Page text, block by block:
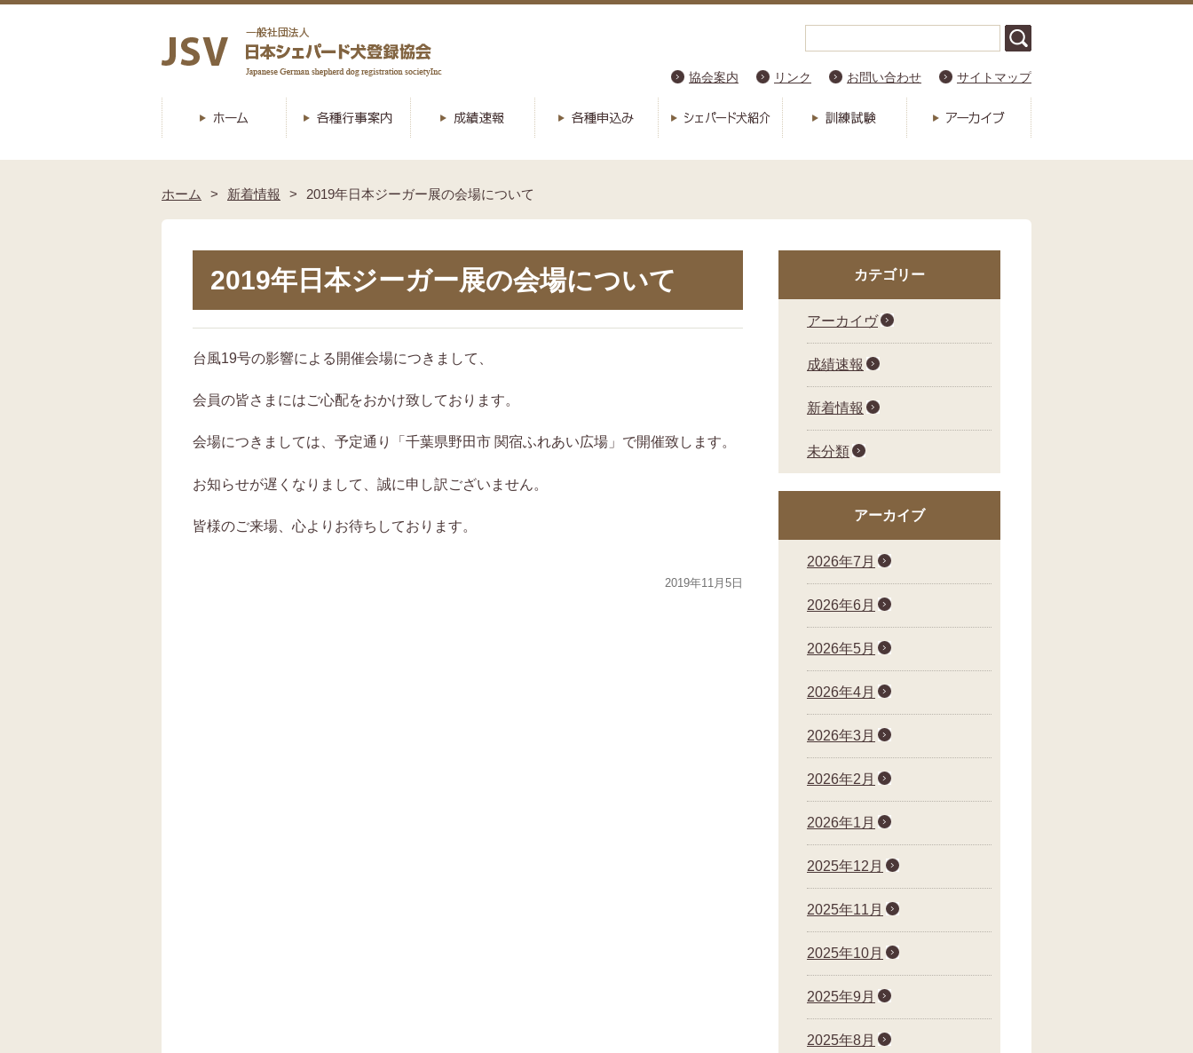
協会案内 リンク お問い合わせ サイトマップ
ホーム 新着情報 2019年日本ジーガー展の会場について
2019年日本ジーガー展の会場について
台風19号の影響による開催会場につきまして、
会員の皆さまにはご心配をおかけ致しております。
会場につきましては、予定通り「千葉県野田市 関宿ふれあい広場」で開催致します。
お知らせが遅くなりまして、誠に申し訳ございません。
皆様のご来場、心よりお待ちしております。
2019年11月5日
カテゴリー
アーカイヴ
成績速報
新着情報
未分類
アーカイブ
2026年7月
2026年6月
2026年5月
2026年4月
2026年3月
2026年2月
2026年1月
2025年12月
2025年11月
2025年10月
2025年9月
2025年8月